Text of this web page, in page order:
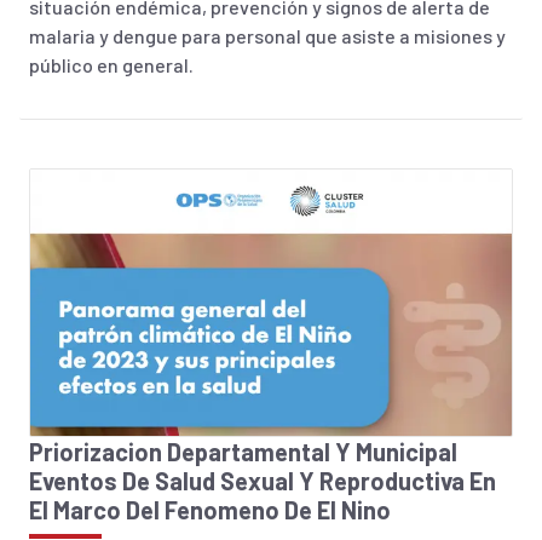
situación endémica, prevención y signos de alerta de
malaria y dengue para personal que asiste a misiones y
público en general.
Priorizacion Departamental Y Municipal
Eventos De Salud Sexual Y Reproductiva En
El Marco Del Fenomeno De El Nino